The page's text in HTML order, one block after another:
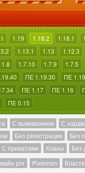
1.19 1.18.2 1.18.1
1.13.1 1.13 1.12.3
1.8 1.7.10 1.7.9 1.7.5
ПЕ 1.19.30 ПЕ
ПЕ 1.17 ПЕ 1.16
ПЕ 0.15
С выживанием С
Без регистрации Без
С приватами Кланы Без
рпг Pixelmon